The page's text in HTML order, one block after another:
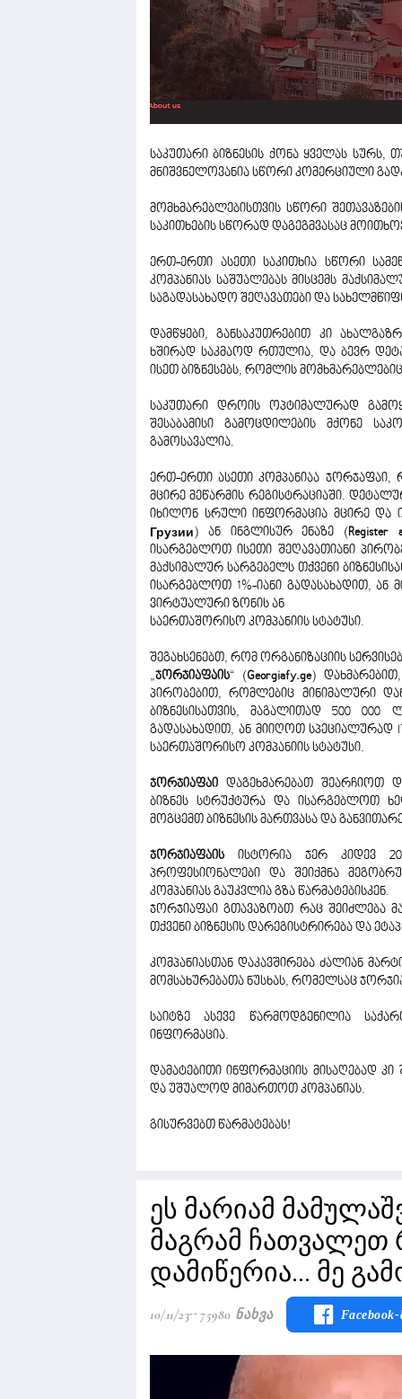
საკუთარი ბიზნესის ქონა ყველას სურს,
მნიშვნელოვანია სწორი კომერციული
მომხმარებლებისთვის სწორი
საკითხების სწორად დაგეგმვასაც
ერთ-ერთი ასეთი საკითხია სწორი
კომპანიას საშუალებას მისცემს
საგადასახადო შეღავათები და
დამწყები, განსაკუთრებით კი
ხშირად საკმაოდ რთულია, და ბევრ
ისეთ ბიზნესებს, რომლის
საკუთარი დროის ოპტიმალურად
შესაბამისი გამოცდილების მქონე
გამოსავალია.
ერთ-ერთი ასეთი კომპანიაა
მცირე მეწარმის რეგისტრაციაში.
იხილონ სრული ინფორმაცია მცირე და
Грузии ) ან ინგლისურ ენაზე (Register
ისარგებლოთ ისეთი შეღავათიანი
მაქსიმალურ სარგებელს თქვენი
ისარგებლოთ 1%-იანი გადასახადით, ან
ვირტუალური ზონის ან
საერთაშორისო კომპანიის სტატუსი.
შეგახსენებთ, რომ ორგანიზაციის
„ჯორჯიაფაის“ (Georgiafy.ge)
პირობებით, რომლებიც მინიმალური
ბიზნესისათვის, მაგალითად 500 000
გადასახადით, ან მიიღოთ სპეციალურად
საერთაშორისო კომპანიის სტატუსი.
ჯორჯიაფაი დაგეხმარებათ შეარჩიოთ
ბიზნეს სტრუქტურა და ისარგებლოთ
მოგცემთ ბიზნესის მართვასა და
ჯორჯიაფაის ისტორია ჯერ კიდევ
პროფესიონალები და შეიქმნა
კომპანიას გაუკვლია გზა წარმატებისკენ.
ჯორჯიაფაი გთავაზობთ რაც შეიძლება
თქვენი ბიზნესის დარეგისტრირება და
კომპანიასთან დაკავშირება ძალიან
მომსახურებათა ნუსხას, რომელსაც
საიტზე ასევე წარმოდგენილია
ინფორმაცია.
დამატებითი ინფორმაციის მისაღებად
და უშუალოდ მიმართოთ კომპანიას.
გისურვებთ წარმატებას!
ეს მარიამ
მაგრამ ჩათვალეთ
დამიწერია... მე
10/11/23 75980 Ნახვა